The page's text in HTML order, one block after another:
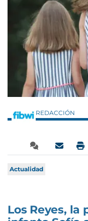
REDACCIÓN
Actualidad
Los Reyes, la